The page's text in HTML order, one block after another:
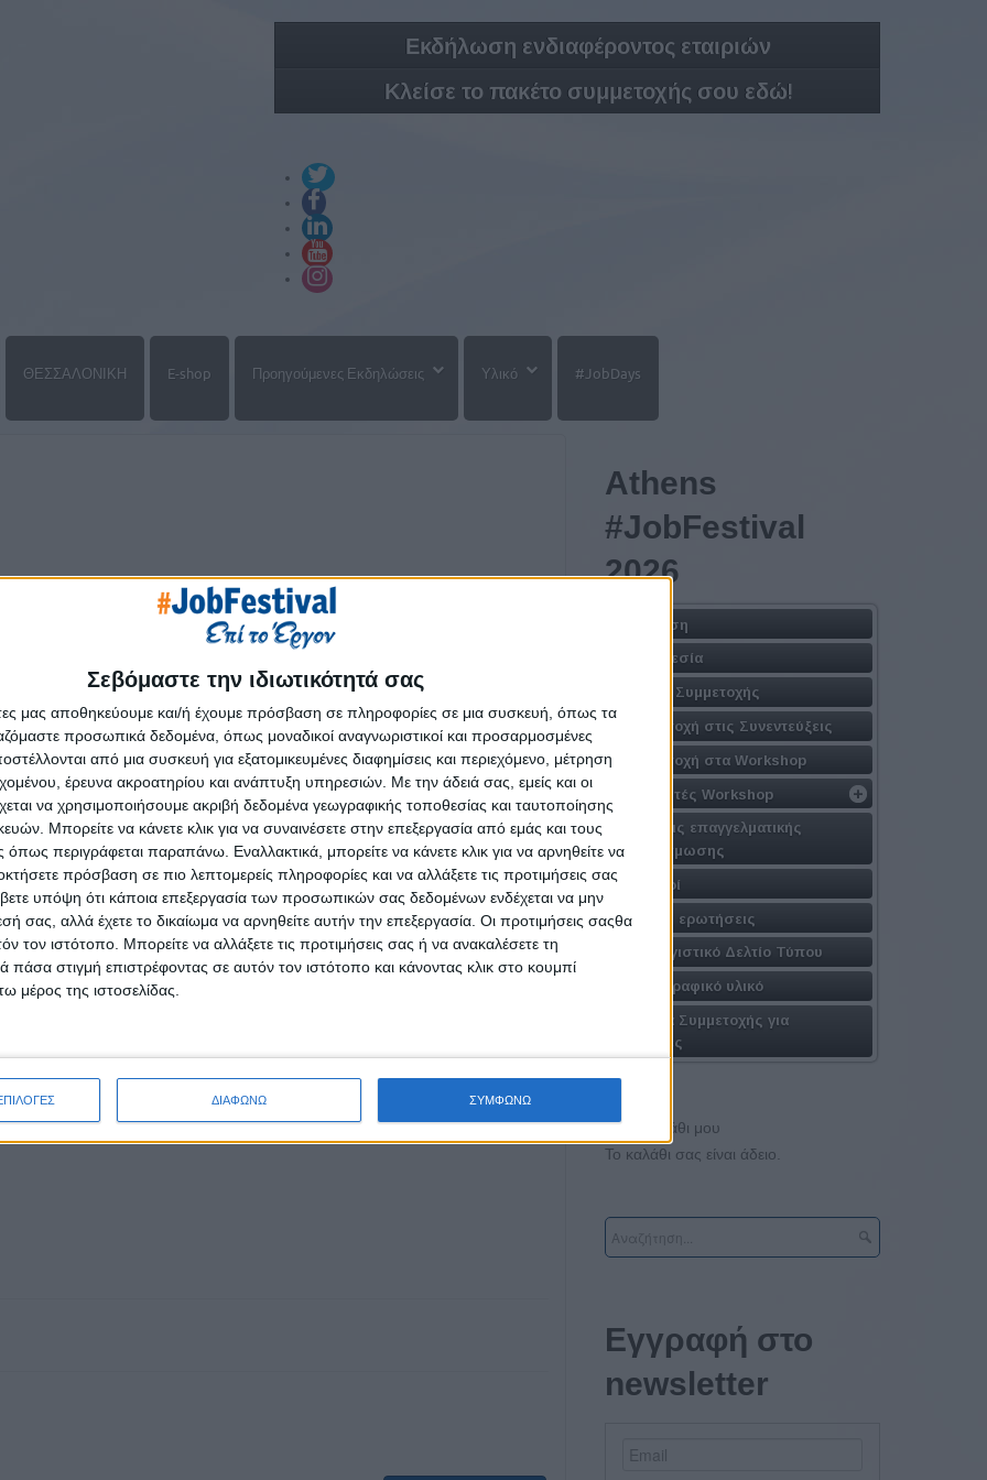
Σεβόμαστε την ιδιωτικότητά σας
μας αποθηκεύουμε και/ή έχουμε πρόσβαση σε πληροφορίες σε μια συσκευή, όπως τα
προσωπικά δεδομένα, όπως μοναδικοί αναγνωριστικοί και προσαρμοσμένες
από μια συσκευή για εξατομικευμένες διαφημίσεις και περιεχόμενο, μέτρηση
έρευνα ακροατηρίου και ανάπτυξη υπηρεσιών. Με την άδειά σας, εμείς και οι
να χρησιμοποιήσουμε ακριβή δεδομένα γεωγραφικής τοποθεσίας και ταυτοποίησης
Μπορείτε να κάνετε κλικ για να συναινέσετε στην επεξεργασία από εμάς και τους
περιγράφεται παραπάνω. Εναλλακτικά, μπορείτε να κάνετε κλικ για να αρνηθείτε να
πρόσβαση σε πιο λεπτομερείς πληροφορίες και να αλλάξετε τις προτιμήσεις σας
υπόψη ότι κάποια επεξεργασία των προσωπικών σας δεδομένων ενδέχεται να μην
σας, αλλά έχετε το δικαίωμα να αρνηθείτε αυτήν την επεξεργασία. Οι προτιμήσεις σαςθα
τον ιστότοπο. Μπορείτε να αλλάξετε τις προτιμήσεις σας ή να ανακαλέσετε τη
στιγμή επιστρέφοντας σε αυτόν τον ιστότοπο και κάνοντας κλικ στο κουμπί
μέρος της ιστοσελίδας.
ΔΙΑΦΩΝΩ ΣΥΜΦΩΝΩ
Εκδήλωση ενδιαφέροντος εταιριών
Κλείσε το πακέτο συμμετοχής σου εδώ!
ΘΕΣΣΑΛΟΝΙΚΗ E-shop Προηγούμενες Εκδηλώσεις Υλικό #JobDays
με όραμα να είναι ο πιο δίκαιος και εξειδικευμένος οργανισμός
επιλέγουν τόσο οι υποψήφιοι όσο και οι εργοδότες. Διαθέτοντας
μας –Operational,Professional,Digital&Enterprise–
ποιότητας, ποικιλόμορφο και ευέλικτο ανθρώπινο δυναμικό
να παρέχουμε ίσες ευκαιρίες σε ανθρώπους από κάθε υπόβαθρο και
ταχύτατα μεταβαλλόμενο κόσμο εργασίας. Μέσω της αξίας που
τον κόσμο της εργασίας καλύτερο για όλους.
τους ακόλουθους κλάδους:
Athens
#JobFestival
2026
Η Δράση
Τοποθεσία
Φόρμα Συμμετοχής
Συμμετοχή στις Συνεντεύξεις
Συμμετοχή στα Workshop
Εισηγητές Workshop
Δράσεις επαγγελματικής
ενδυνάμωσης
Χορηγοί
Συχνές ερωτήσεις
Απολογιστικό Δελτίο Τύπου
Φωτογραφικό υλικό
Πακέτα Συμμετοχής για
Εταιρίες
Το καλάθι μου
Το καλάθι σας είναι άδειο.
Εγγραφή στο
newsletter